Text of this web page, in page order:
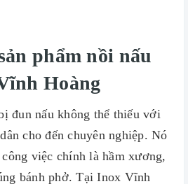
phẩm nồi nấu
Hoàng
đun nấu không thể thiếu với
cho đến chuyên nghiệp. Nó
việc chính là hầm xương,
bánh phở. Tại Inox Vĩnh